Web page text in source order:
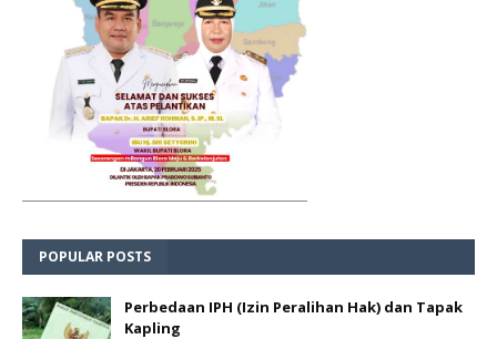
POPULAR POSTS
Perbedaan IPH (Izin Peralihan Hak) dan Tapak
Kapling